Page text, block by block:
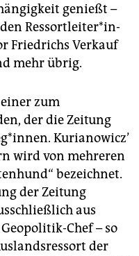
genießt –
Res­sort­lei­te­r*in­
Friedrichs Verkauf
mehr übrig.
zum
der die Zeitung
Kurianowicz’
wird von mehreren
bezeichnet.
der Zeitung
aus
Chef – so
der